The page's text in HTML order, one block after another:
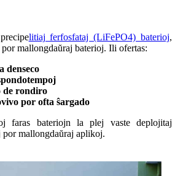
litiaj ferfosfataj (LiFePO4) baterioj,
mallongdaŭraj baterioj. Ili ofertas:
denseco
de rondiro
por ofta ŝargado
faras bateriojn la plej vaste deplojitaj
mallongdaŭraj aplikoj.